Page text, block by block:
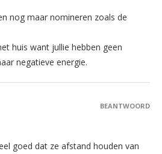
nog maar nomineren zoals de
huis want jullie hebben geen
negatieve energie.
goed dat ze afstand houden van
BEANTWOORD